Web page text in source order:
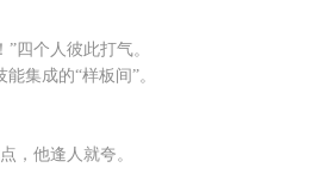
四个人彼此打气。
集成的“样板间”。
，他逢人就夸。